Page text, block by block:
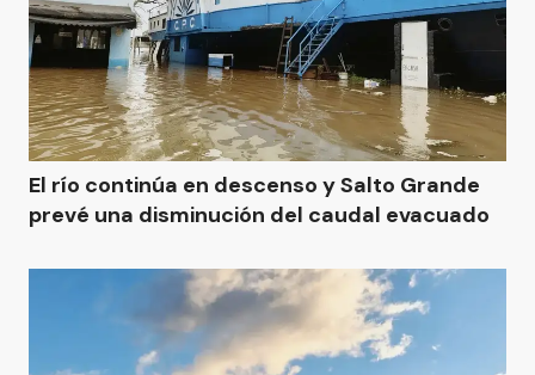
El río continúa en descenso y Salto Grande
prevé una disminución del caudal evacuado